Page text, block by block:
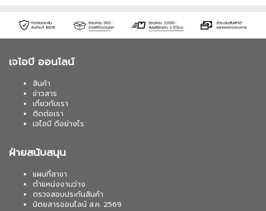
เจไอบี ออนไลน์
สินค้า
ข่าวสาร
เกี่ยวกับเรา
ติดต่อเรา
เจไอบี ดีอย่างไร
ฝ่ายสนับสนุน
แผนที่สาขา
ตำแหน่งงานว่าง
ตรวจสอบประกันสินค้า
นิตยสารออนไลน์ ส.ค. 2569